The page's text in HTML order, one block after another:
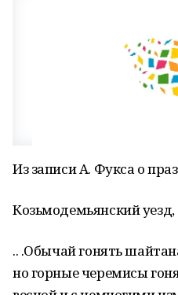
Из записи А. Фукса о
Козьмодемьянский уезд,
.. .Обычай гонять
но горные черемисы